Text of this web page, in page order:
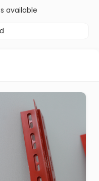
available